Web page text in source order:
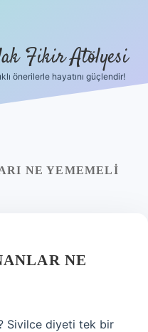
Fikir Atölyesi
önerilerle hayatını güçlendir!
NE YEMEMELI
NE
Sivilce diyeti tek bir